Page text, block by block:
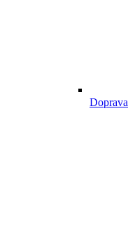
Doprava